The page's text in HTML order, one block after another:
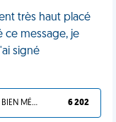
très haut placé
ce message, je
signé
TU L'AS BIEN MÉRITÉ 6 202